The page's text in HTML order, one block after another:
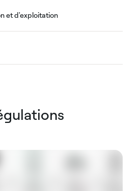
et d'exploitation